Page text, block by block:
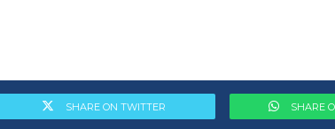
SHARE ON TWITTER SHARE